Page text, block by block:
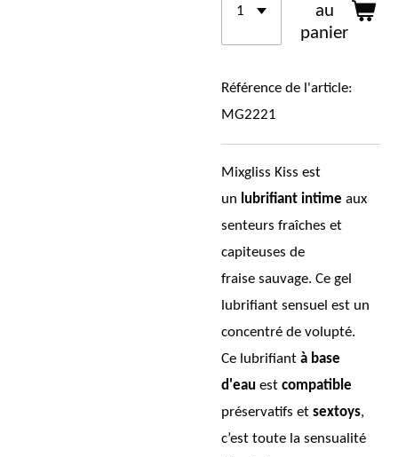
au
panier
Référence de l'article:
MG2221
Mixgliss Kiss est
un lubrifiant intime aux
senteurs fraîches et
capiteuses de
fraise sauvage. Ce gel
lubrifiant sensuel est un
concentré de volupté.
Ce lubrifiant à base
d'eau est compatible
préservatifs et sextoys,
c’est toute la sensualité